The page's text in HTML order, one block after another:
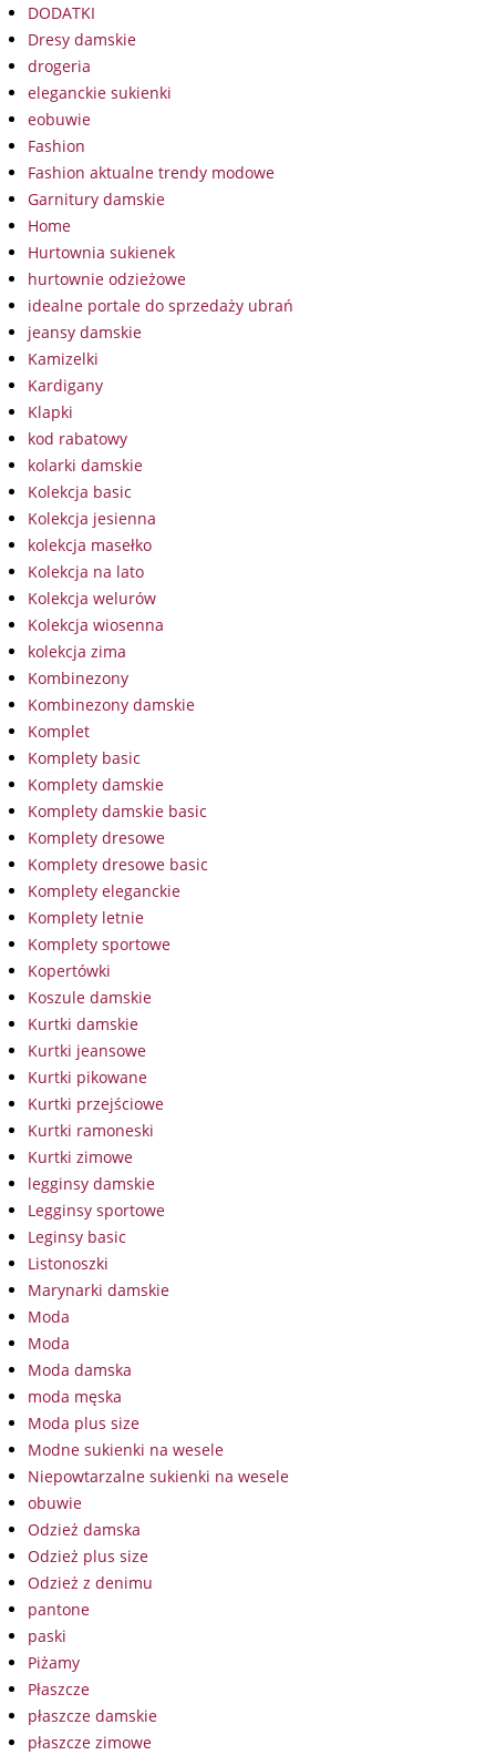
DODATKI
Dresy damskie
drogeria
eleganckie sukienki
eobuwie
Fashion
Fashion aktualne trendy modowe
Garnitury damskie
Home
Hurtownia sukienek
hurtownie odzieżowe
idealne portale do sprzedaży ubrań
jeansy damskie
Kamizelki
Kardigany
Klapki
kod rabatowy
kolarki damskie
Kolekcja basic
Kolekcja jesienna
kolekcja masełko
Kolekcja na lato
Kolekcja welurów
Kolekcja wiosenna
kolekcja zima
Kombinezony
Kombinezony damskie
Komplet
Komplety basic
Komplety damskie
Komplety damskie basic
Komplety dresowe
Komplety dresowe basic
Komplety eleganckie
Komplety letnie
Komplety sportowe
Kopertówki
Koszule damskie
Kurtki damskie
Kurtki jeansowe
Kurtki pikowane
Kurtki przejściowe
Kurtki ramoneski
Kurtki zimowe
legginsy damskie
Legginsy sportowe
Leginsy basic
Listonoszki
Marynarki damskie
Moda
Moda
Moda damska
moda męska
Moda plus size
Modne sukienki na wesele
Niepowtarzalne sukienki na wesele
obuwie
Odzież damska
Odzież plus size
Odzież z denimu
pantone
paski
Piżamy
Płaszcze
płaszcze damskie
płaszcze zimowe